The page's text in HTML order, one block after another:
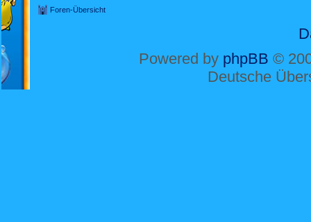
Foren-Übersicht
Powered by phpBB ©
Deutsche